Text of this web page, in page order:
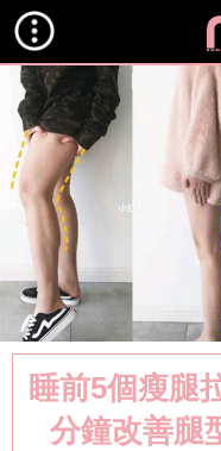
睡前5個瘦腿
分鐘改善腿